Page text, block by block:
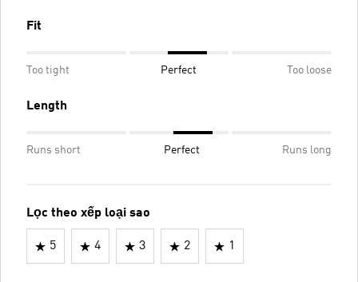
Fit
Too tight Perfect Too loose
Length
Runs short Perfect Runs long
Lọc theo xếp loại sao
5 4 3 2 1